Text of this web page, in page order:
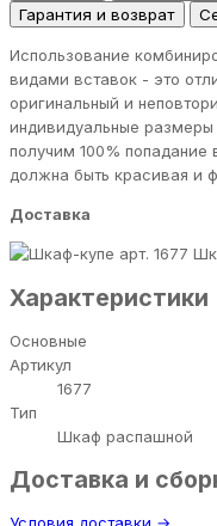
Гарантия и возврат
Использование
видами вставок - это
оригинальный и
индивидуальные
получим 100%
должна быть красивая и
Доставка
Характеристики
Основные
Артикул
1677
Тип
Шкаф распашной
Доставка и